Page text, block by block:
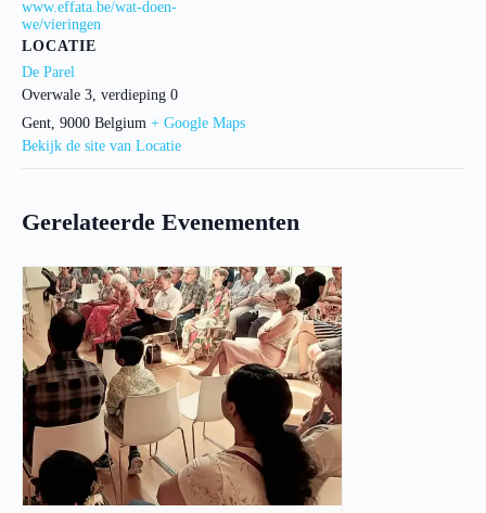
www.effata.be/wat-doen-
we/vieringen
LOCATIE
De Parel
Overwale 3, verdieping 0
Gent, 9000 Belgium + Google Maps
Bekijk de site van Locatie
Gerelateerde Evenementen